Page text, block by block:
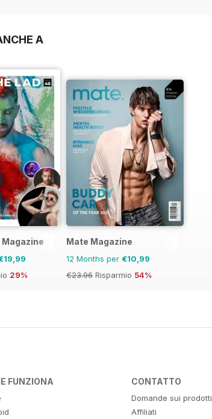
A
Magazine
29%
Mate Magazine
12 Months per €10,99
€23.96 Risparmio 54%
FUNZIONA CONTATTO
Domande sui prodotti
Affiliati